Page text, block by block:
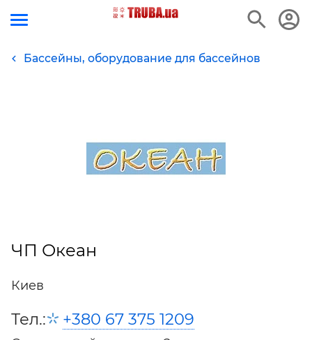
Бассейны, оборудование для бассейнов
ЧП Океан
Киев
Тел.: +380 67 375 1209